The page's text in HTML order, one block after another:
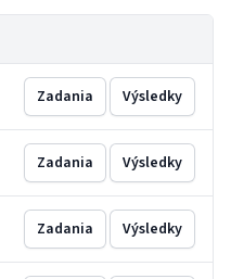
Zadania Výsledky
Zadania Výsledky
Zadania Výsledky